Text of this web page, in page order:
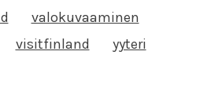
valokuvaaminen
visitfinland yyteri